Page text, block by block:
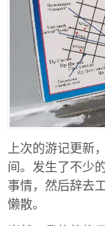
上次的游记更新
间。发生了不少
事情，然后辞去
懒散。